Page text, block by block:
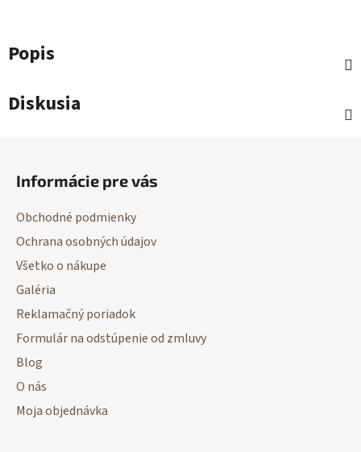
Popis
Diskusia
Informácie pre vás
Obchodné podmienky
Ochrana osobných údajov
Všetko o nákupe
Galéria
Reklamačný poriadok
Formulár na odstúpenie od zmluvy
Blog
O nás
Moja objednávka